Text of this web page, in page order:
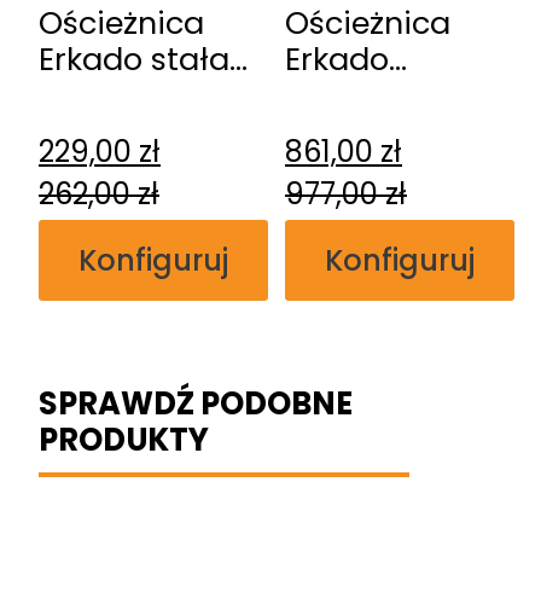
Ościeżnica
Erkado stała
229,00 zł
262,00zł
Konfiguruj
Ościeżnica
Erkado
bezprzylgowa
861,00 zł
977,00zł
Konfiguruj
SPRAWDŹ PODOBNE
PRODUKTY